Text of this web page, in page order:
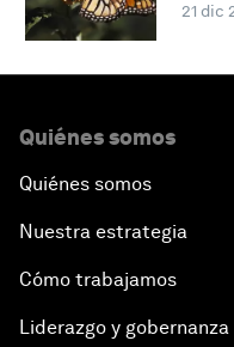
21 dic
Quiénes somos
Quiénes somos
Nuestra estrategia
Cómo trabajamos
Liderazgo y gobernanza